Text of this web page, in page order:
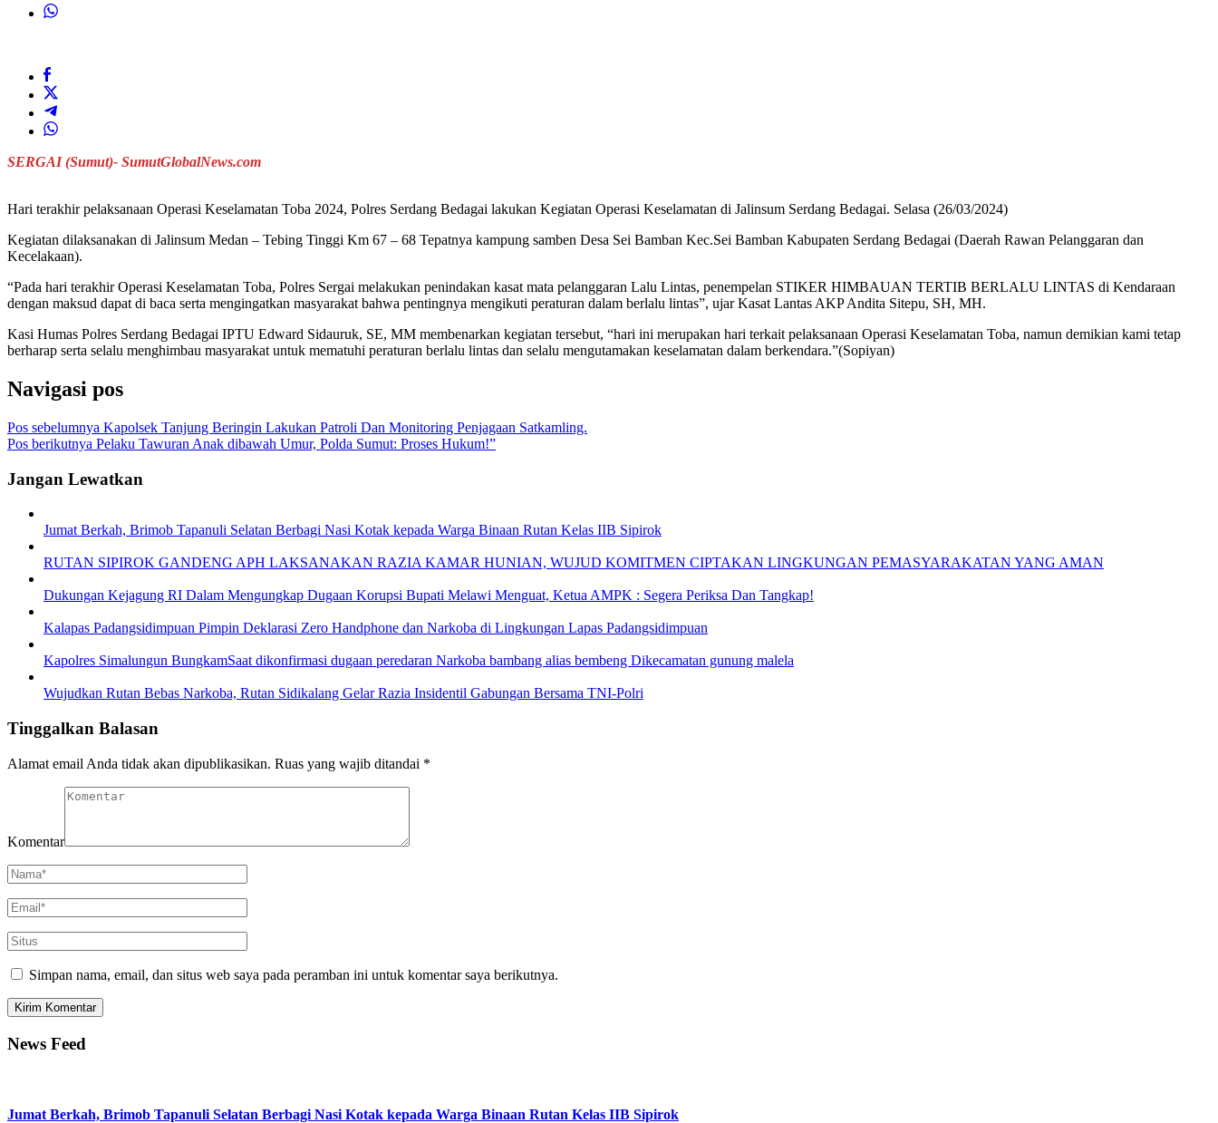
SERGAI (Sumut)- SumutGlobalNews.com
Hari terakhir pelaksanaan Operasi Keselamatan Toba 2024, Polres Serdang Bedagai lakukan Kegiatan Operasi Keselamatan di Jalinsum Serdang Bedagai. Selasa (26/03/2024)
Kegiatan dilaksanakan di Jalinsum Medan – Tebing Tinggi Km 67 – 68 Tepatnya kampung samben Desa Sei Bamban Kec.Sei Bamban Kabupaten Serdang Bedagai (Daerah Rawan Pelanggaran dan
Kecelakaan).
“Pada hari terakhir Operasi Keselamatan Toba, Polres Sergai melakukan penindakan kasat mata pelanggaran Lalu Lintas, penempelan STIKER HIMBAUAN TERTIB BERLALU LINTAS di Kendaraan
dengan maksud dapat di baca serta mengingatkan masyarakat bahwa pentingnya mengikuti peraturan dalam berlalu lintas”, ujar Kasat Lantas AKP Andita Sitepu, SH, MH.
Kasi Humas Polres Serdang Bedagai IPTU Edward Sidauruk, SE, MM membenarkan kegiatan tersebut, “hari ini merupakan hari terkait pelaksanaan Operasi Keselamatan Toba, namun demikian kami tetap
berharap serta selalu menghimbau masyarakat untuk mematuhi peraturan berlalu lintas dan selalu mengutamakan keselamatan dalam berkendara.”(Sopiyan)
Navigasi pos
Pos sebelumnya Kapolsek Tanjung Beringin Lakukan Patroli Dan Monitoring Penjagaan Satkamling.
Pos berikutnya Pelaku Tawuran Anak dibawah Umur, Polda Sumut: Proses Hukum!”
Jangan Lewatkan
Jumat Berkah, Brimob Tapanuli Selatan Berbagi Nasi Kotak kepada Warga Binaan Rutan Kelas IIB Sipirok
RUTAN SIPIROK GANDENG APH LAKSANAKAN RAZIA KAMAR HUNIAN, WUJUD KOMITMEN CIPTAKAN LINGKUNGAN PEMASYARAKATAN YANG AMAN
Dukungan Kejagung RI Dalam Mengungkap Dugaan Korupsi Bupati Melawi Menguat, Ketua AMPK : Segera Periksa Dan Tangkap!
Kalapas Padangsidimpuan Pimpin Deklarasi Zero Handphone dan Narkoba di Lingkungan Lapas Padangsidimpuan
Kapolres Simalungun BungkamSaat dikonfirmasi dugaan peredaran Narkoba bambang alias bembeng Dikecamatan gunung malela
Wujudkan Rutan Bebas Narkoba, Rutan Sidikalang Gelar Razia Insidentil Gabungan Bersama TNI-Polri
Tinggalkan Balasan
Alamat email Anda tidak akan dipublikasikan. Ruas yang wajib ditandai *
Komentar
Simpan nama, email, dan situs web saya pada peramban ini untuk komentar saya berikutnya.
News Feed
Jumat Berkah, Brimob Tapanuli Selatan Berbagi Nasi Kotak kepada Warga Binaan Rutan Kelas IIB Sipirok